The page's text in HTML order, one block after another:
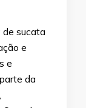
sucata
e
e
da